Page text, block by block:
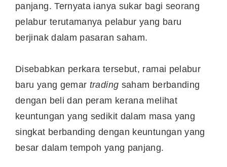
panjang. Ternyata ianya sukar bagi seorang
pelabur terutamanya pelabur yang baru
berjinak dalam pasaran saham.
Disebabkan perkara tersebut, ramai pelabur
baru yang gemar trading saham berbanding
dengan beli dan peram kerana melihat
keuntungan yang sedikit dalam masa yang
singkat berbanding dengan keuntungan yang
besar dalam tempoh yang panjang.